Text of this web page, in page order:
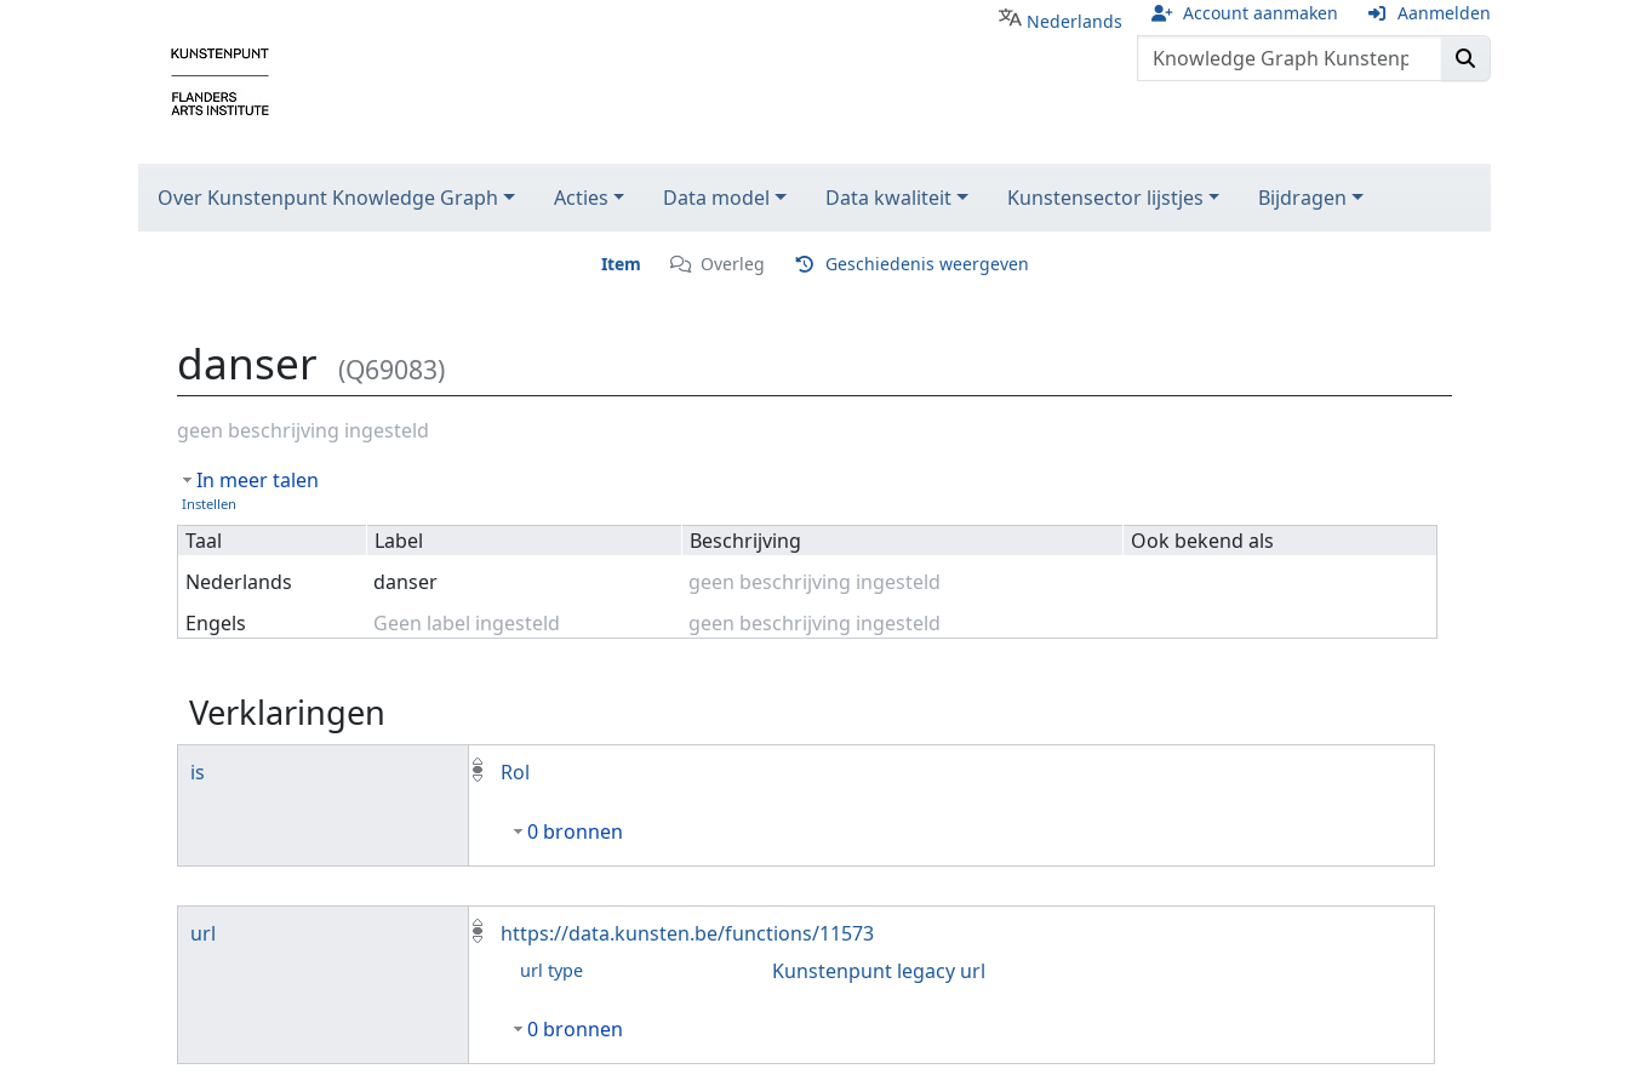
Nederlands Account aanmaken Aanmelden
Over Kunstenpunt Knowledge Graph Acties Data model Data kwaliteit Kunstensector lijstjes Bijdragen
Item Overleg Geschiedenis weergeven
danser (Q69083)
Ga naar:navigatie,zoeken
geen beschrijving ingesteld
In meer talen
Instellen
Taal Label Beschrijving
Ook bekend als
Nederlands
danser
geen beschrijving ingesteld
Engels
Geen label ingesteld geen beschrijving ingesteld
Verklaringen
is Rol
0 bronnen
url https://data.kunsten.be/functions/11573
url type Kunstenpunt legacy url
0 bronnen